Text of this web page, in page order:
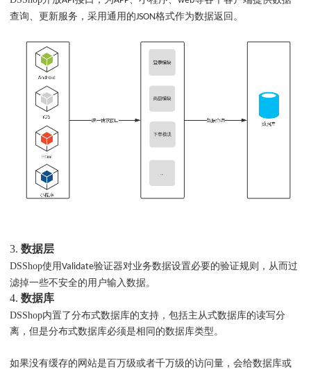
查询、更新服务，采用通用的JSON格式作为数据返回。
3.数据层
DSShop使用Validate验证器对业务数据设置必要的验证规则，从而过
滤掉一些不安全的用户输入数据。
4.数据库
DSShop内置了分布式数据库的支持，包括主从式数据库的读写分
离，但是分布式数据库必须是相同的数据库类型。
如果没有缓存的网站是百万级或者千万级的访问量，会给数据库或